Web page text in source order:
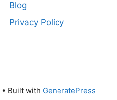
Blog
Privacy Policy
• Built with GeneratePress